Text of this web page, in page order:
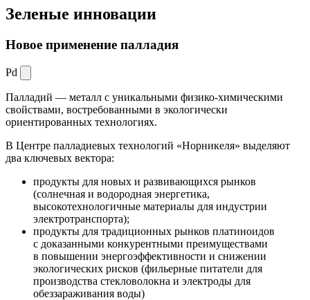
Зеленые инновации
Новое применение палладия
Pd
Палладий — металл с уникальными физико-химическими
свойствами, востребованными в экологически
ориентированных технологиях.
В Центре палладиевых технологий «Норникеля» выделяют
два ключевых вектора:
продукты для новых и развивающихся рынков
(солнечная и водородная энергетика,
высокотехнологичные материалы для индустрии
электротранспорта);
продукты для традиционных рынков платиноидов
с доказанными конкурентными преимуществами
в повышении энергоэффективности и снижении
экологических рисков (фильерные питатели для
производства стекловолокна и электроды для
обеззараживания воды)